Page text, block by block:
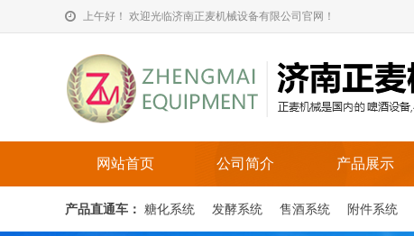
上午好！ 欢迎光临济南正麦机械设备有限公司官网！
网站首页 公司简介 产品展示
产品直通车： 糖化系统 发酵系统 售酒系统 附件系统